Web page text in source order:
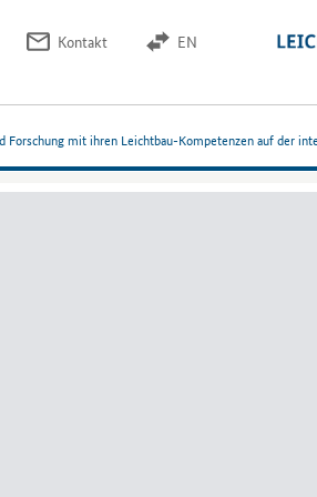
Forschung mit ihren Leichtbau-Kompetenzen auf der
Kontakt EN